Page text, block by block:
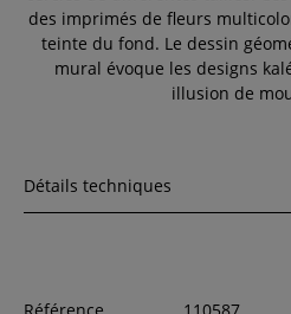
des imprimés de fleurs
teinte du fond. Le dessin
mural évoque les designs
illusion de
Détails techniques